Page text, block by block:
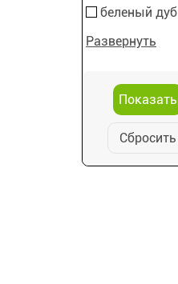
беленый дуб
Развернуть
Сбросить